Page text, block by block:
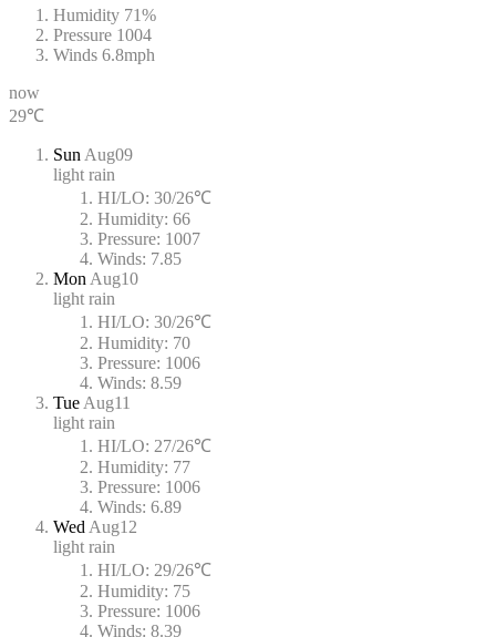
Humidity 71%
Pressure 1004
Winds 6.8mph
now
29℃
SunAug09
light rain
HI/LO: 30/26℃
Humidity: 66
Pressure: 1007
Winds: 7.85
MonAug10
light rain
HI/LO: 30/26℃
Humidity: 70
Pressure: 1006
Winds: 8.59
TueAug11
light rain
HI/LO: 27/26℃
Humidity: 77
Pressure: 1006
Winds: 6.89
WedAug12
light rain
HI/LO: 29/26℃
Humidity: 75
Pressure: 1006
Winds: 8.39